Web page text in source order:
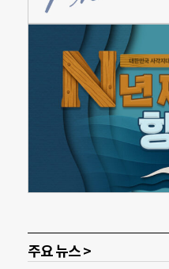
주요 뉴스 >